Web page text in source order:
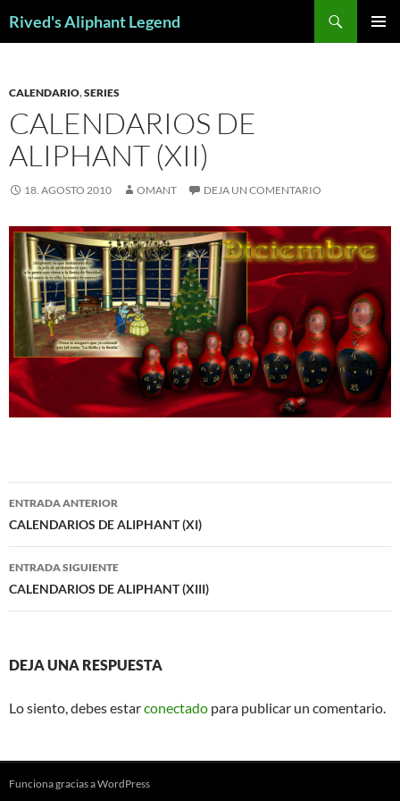
Rived's Aliphant Legend
CALENDARIO,SERIES
CALENDARIOS DE
ALIPHANT (XII)
18. AGOSTO 2010 OMANT DEJA UN COMENTARIO
Navegación
de
entradas
ENTRADA ANTERIOR
CALENDARIOS DE ALIPHANT (XI)
ENTRADA SIGUIENTE
CALENDARIOS DE ALIPHANT (XIII)
DEJA UNA RESPUESTA
Lo siento, debes estarconectado para publicar un comentario.
Funciona gracias a WordPress